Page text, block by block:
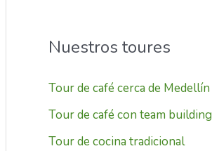
Nuestros toures
Tour de café cerca de Medellín
Tour de café con team building
Tour de cocina tradicional